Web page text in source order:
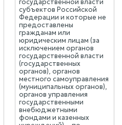
государственной власти
субъектов Российской
Федерации и которые не
предоставлены
гражданам или
юридическим лицам (за
исключением органов
государственной власти
(государственных
органов), органов
местного самоуправления
(муниципальных органов),
органов управления
государственными
внебюджетными
фондами и казенных